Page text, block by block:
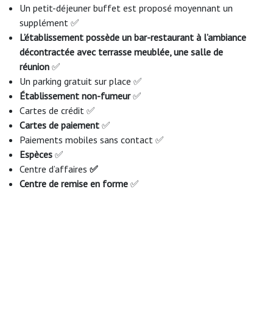
Un petit-déjeuner buffet est proposé moyennant un
supplément ✅
L’établissement possède un bar-restaurant à l’ambiance
décontractée avec terrasse meublée, une salle de
réunion ✅
Un parking gratuit sur place ✅
Établissement non-fumeur✅
Cartes de crédit ✅
Cartes de paiement ✅
Paiements mobiles sans contact ✅
Espèces ✅
Centre d’affaires ✅
Centre de remise en forme ✅